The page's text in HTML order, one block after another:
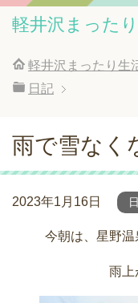
軽井沢まった
軽井沢まったり
日記
雨で雪なく
2023年1月16日
今朝は、星野温
雨上